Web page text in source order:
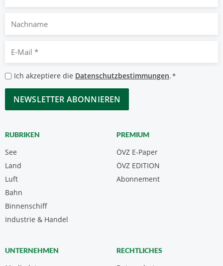
Nachname
Mail
*
Datenschutzbestimmungen
*
Ich akzeptiere die Datenschutzbestimmungen.*
CAPTCHA
RUBRIKEN
See
Land
Luft
Bahn
Binnenschiff
Industrie & Handel
PREMIUM
ÖVZ E-Paper
Abonnement
ÖVZ EDITION
UNTERNEHMEN RECHTLICHES